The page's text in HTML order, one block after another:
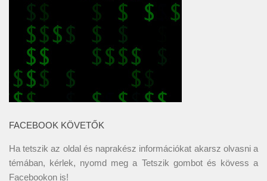
FACEBOOK KÖVETŐK
Ha tetszik az oldal és naprakész információkat akarsz olvasni a
témában, kérlek, nyomd meg a Tetszik gombot és kövess a
Facebookon is!